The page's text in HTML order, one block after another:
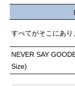
すべてがそこにあ
NEVER SAY
Size)